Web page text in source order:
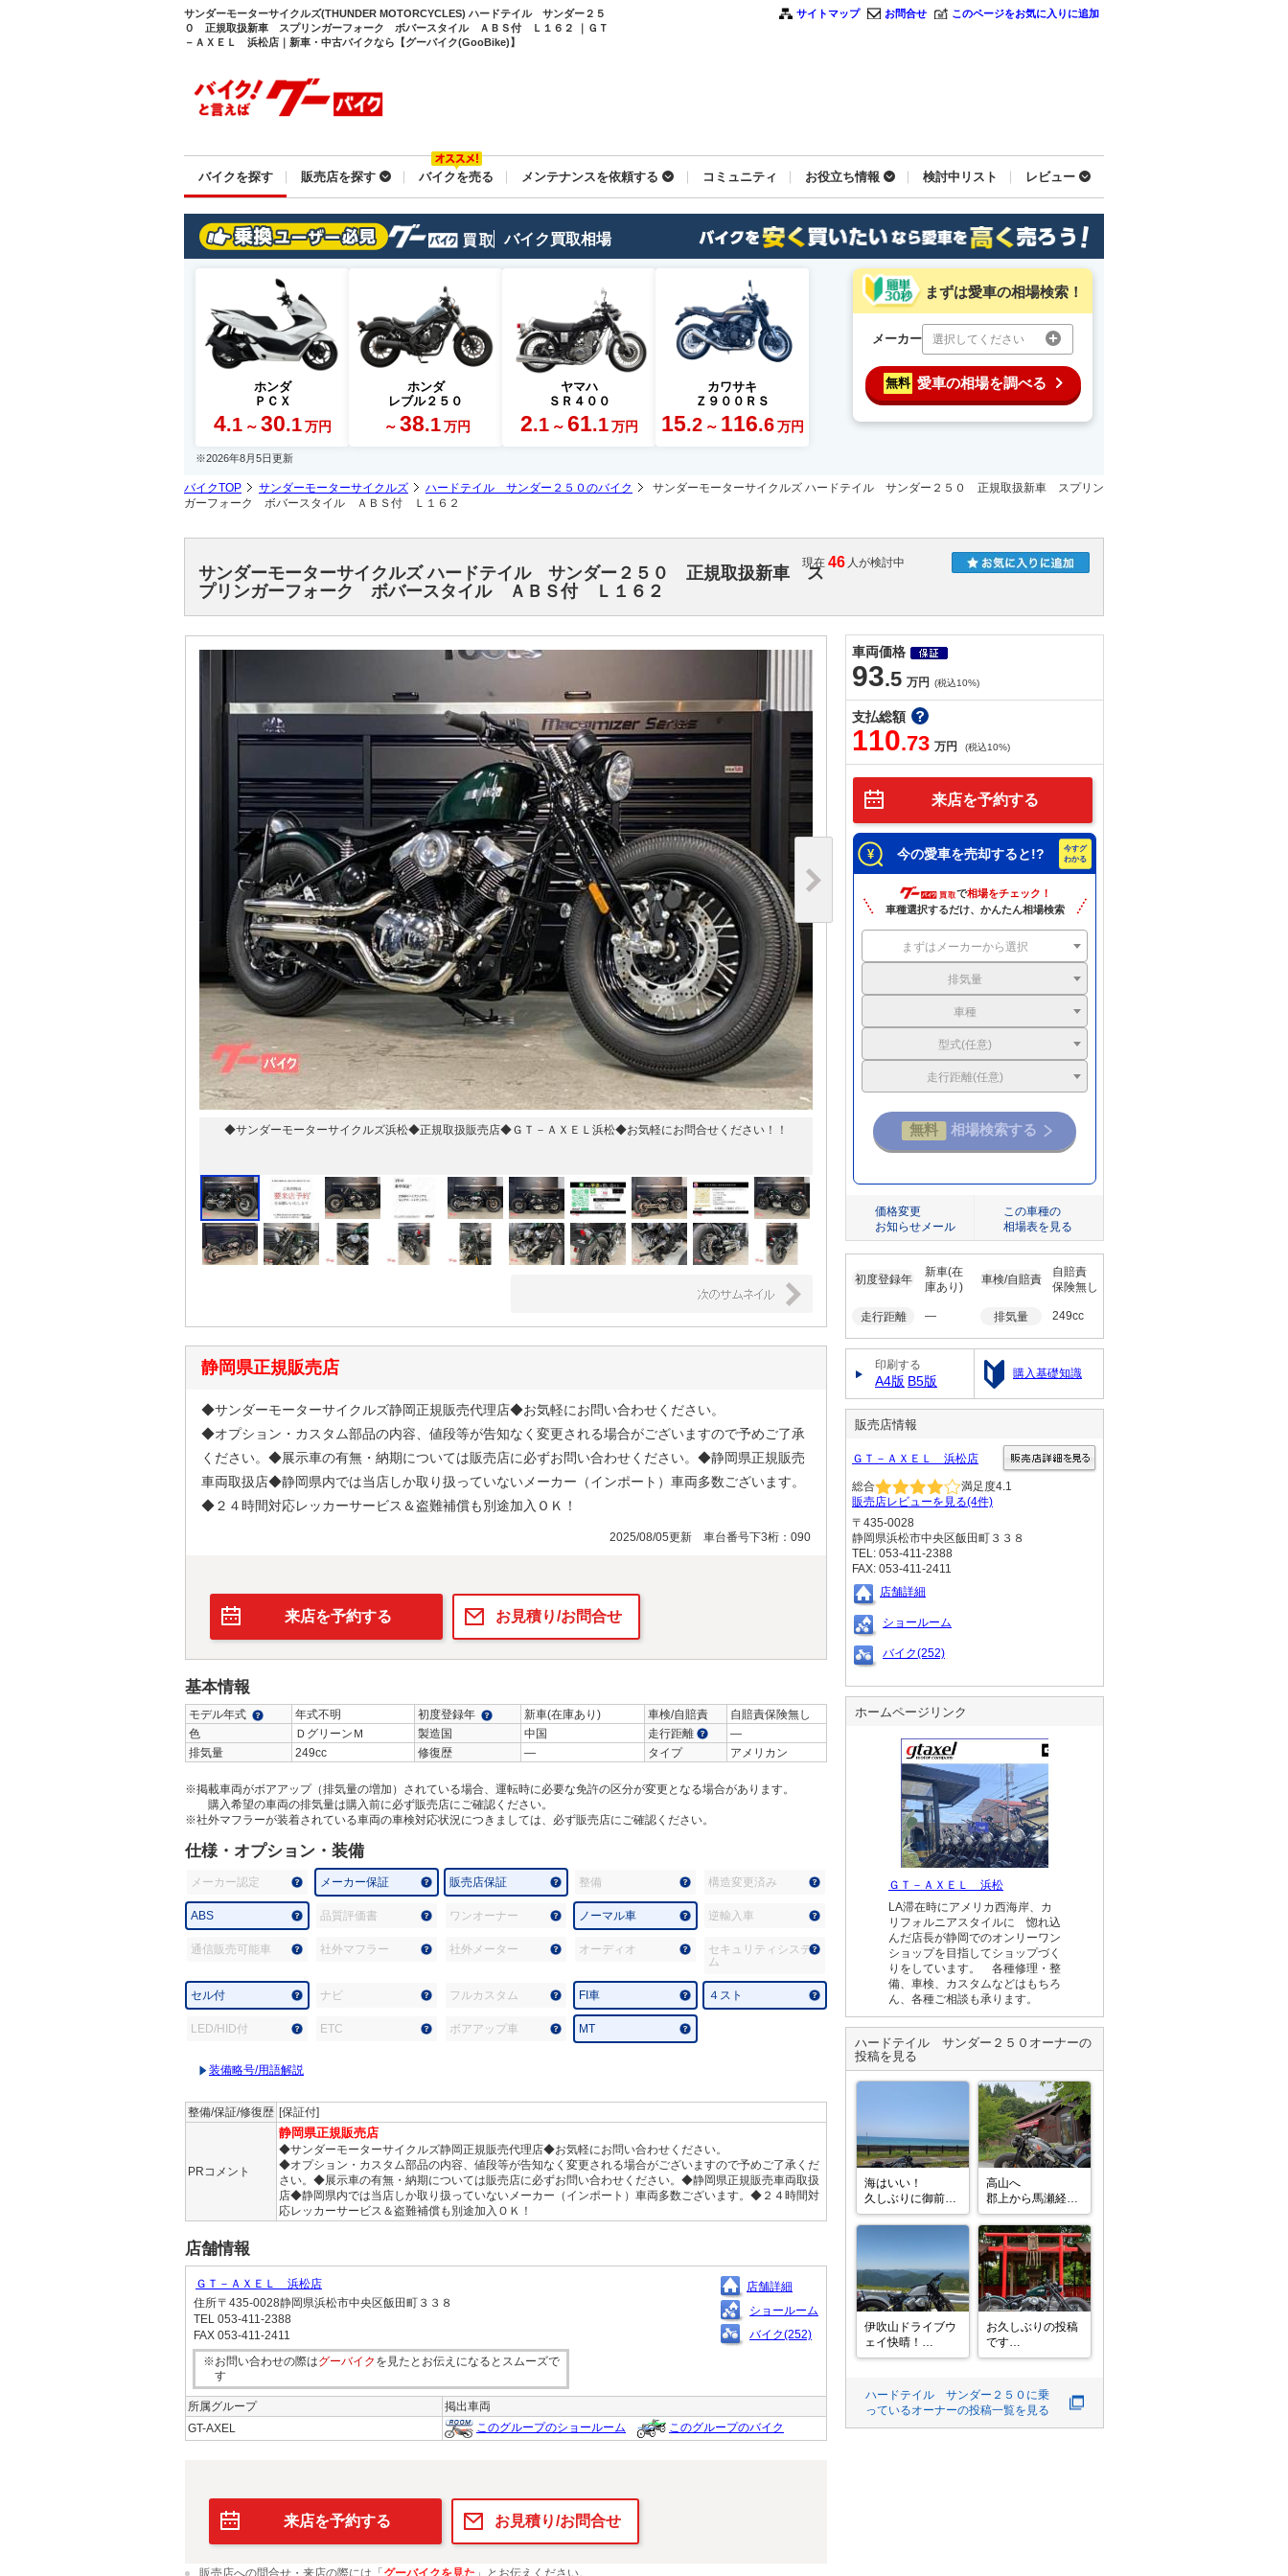
サンダーモーターサイクルズ(THUNDER MOTORCYCLES) ハードテイル サンダー２５
０ 正規取扱新車 スプリンガーフォーク ボバースタイル ＡＢＳ付 Ｌ１６２ ｜ＧＴ
－ＡＸＥＬ 浜松店｜新車・中古バイクなら【グーバイク(GooBike)】
サイトマップ お問合せ このページをお気に入りに追加
バイクを探す 販売店を探す バイクを売る メンテナンスを依頼する コミュニティ お役立ち情報 検討中リスト レビュー
バイク買取相場
ホンダ
ＰＣＸ
4.1 ～ 30.1 万円
ホンダ
レブル２５０
～ 38.1 万円
ヤマハ
ＳＲ４００
2.1 ～ 61.1 万円
カワサキ
Ｚ９００ＲＳ
15.2 ～ 116.6 万円
まずは愛車の相場検索！
メーカー 選択してください
無料 愛車の相場を調べる
※2026年8月5日更新
バイクTOP サンダーモーターサイクルズ ハードテイル サンダー２５０のバイク
サンダーモーターサイクルズ ハードテイル サンダー２５０ 正規取扱新車 スプリン
ガーフォーク ボバースタイル ＡＢＳ付 Ｌ１６２
現在 46 人が検討中
サンダーモーターサイクルズ ハードテイル サンダー２５０ 正規取扱新車 ス
プリンガーフォーク ボバースタイル ＡＢＳ付 Ｌ１６２
◆サンダーモーターサイクルズ浜松◆正規取扱販売店◆ＧＴ－ＡＸＥＬ浜松◆お気軽にお問合せください！！
静岡県正規販売店
◆サンダーモーターサイクルズ静岡正規販売代理店◆お気軽にお問い合わせください。
◆オプション・カスタム部品の内容、値段等が告知なく変更される場合がございますので予めご了承
ください。◆展示車の有無・納期については販売店に必ずお問い合わせください。◆静岡県正規販売
車両取扱店◆静岡県内では当店しか取り扱っていないメーカー（インポート）車両多数ございます。
◆２４時間対応レッカーサービス＆盗難補償も別途加入ＯＫ！
2025/08/05更新 車台番号下3桁：090
来店を予約する お見積り/お問合せ
基本情報
モデル年式 年式不明 初度登録年 新車(在庫あり) 車検/自賠責
自賠責保険無し
色
ＤグリーンＭ 製造国 中国 走行距離
―
排気量
249cc 修復歴 ― タイプ アメリカン
※掲載車両がボアアップ（排気量の増加）されている場合、運転時に必要な免許の区分が変更となる場合があります。
購入希望の車両の排気量は購入前に必ず販売店にご確認ください。
※社外マフラーが装着されている車両の車検対応状況につきましては、必ず販売店にご確認ください。
仕様・オプション・装備
メーカー認定 メーカー保証 販売店保証 整備 構造変更済み
ABS 品質評価書 ワンオーナー ノーマル車 逆輸入車
通信販売可能車 社外マフラー 社外メーター オーディオ
セキュリティシステ
ム
セル付 ナビ フルカスタム FI車 ４スト
LED/HID付 ETC ボアアップ車 MT
装備略号/用語解説
整備/保証/修復歴 [保証付]
PRコメント
静岡県正規販売店
◆サンダーモーターサイクルズ静岡正規販売代理店◆お気軽にお問い合わせください。
◆オプション・カスタム部品の内容、値段等が告知なく変更される場合がございますので予めご了承くだ
さい。◆展示車の有無・納期については販売店に必ずお問い合わせください。◆静岡県正規販売車両取扱
店◆静岡県内では当店しか取り扱っていないメーカー（インポート）車両多数ございます。◆２４時間対
応レッカーサービス＆盗難補償も別途加入ＯＫ！
店舗情報
ＧＴ－ＡＸＥＬ 浜松店
住所〒435-0028静岡県浜松市中央区飯田町３３８
TEL 053-411-2388
FAX 053-411-2411
※お問い合わせの際はグーバイク を見たとお伝えになるとスムーズで
す
店舗詳細
ショールーム
バイク(252)
所属グループ
掲出車両
GT-AXEL
このグループのショールーム このグループのバイク
来店を予約する お見積り/お問合せ
販売店への問合せ・来店の際には「グーバイクを見た 」とお伝えください。
車両価格
93.5 万円 (税込10%)
支払総額
110.73 万円 (税込10%)
来店を予約する
今の愛車を売却すると!?
で相場をチェック！
車種選択するだけ、かんたん相場検索
まずはメーカーから選択
排気量
車種
型式(任意)
走行距離(任意)
価格変更
お知らせメール
この車種の
相場表を見る
初度登録年
新車(在
庫あり)
車検/自賠責
自賠責
保険無し
走行距離 ― 排気量 249cc
印刷する
A4版 B5版 購入基礎知識
販売店情報
ＧＴ－ＡＸＥＬ 浜松店
総合 満足度4.1
販売店レビューを見る(4件)
〒435-0028
静岡県浜松市中央区飯田町３３８
TEL: 053-411-2388
FAX: 053-411-2411
店舗詳細
ショールーム
バイク(252)
ホームページリンク
ＧＴ－ＡＸＥＬ 浜松
LA滞在時にアメリカ西海岸、カ
リフォルニアスタイルに 惚れ込
んだ店長が静岡でのオンリーワン
ショップを目指してショップづく
りをしています。 各種修理・整
備、車検、カスタムなどはもちろ
ん、各種ご相談も承ります。
ハードテイル サンダー２５０ オーナーの
投稿を見る
海はいい！
久しぶりに御前崎
を走りました
学生時代以来です
しい景色でした！
静岡県の海沿いの
道はすばらしい！
改めて感じまし
た！
次は久能海岸でも
走ろうか
高山へ
郡上から馬瀬経由
で高山へ
道の駅なぎさのジ
ェラートおいしか
った！
宮川中華そばは昔
ながらの中華そば
で高山ラーメンに
ありがちな塩っぱ
さがなくてgood！
キュルノンチェで
伊吹山ドライブウ
ェイ快晴！
芭蕉の句碑を見な
トをいただきまし
た。どんな味か心
配でしたが、ココ
​お久しぶりの投稿
です
クには乗ってたけ
ど、今回は久々の
遠出だったので記
ハードテイル サンダー２５０ に乗
っているオーナーの投稿一覧を見る